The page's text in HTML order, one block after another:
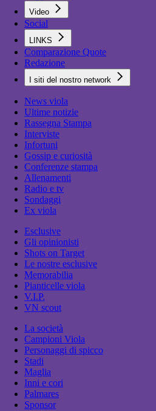
Video
Social
LINKS
Comparazione Quote
Redazione
I siti del nostro network
News viola
Ultime notizie
Rassegna Stampa
Interviste
Infortuni
Gossip e curiosità
Conferenze stampa
Allenamenti
Radio e tv
Sondaggi
Ex viola
Esclusive
Gli opinionisti
Shots on Target
Le nostre esclusive
Memorabilia
Pianticelle viola
V.I.P.
VN scout
La società
Campioni Viola
Personaggi di spicco
Stadi
Maglia
Inni e cori
Palmares
Sponsor